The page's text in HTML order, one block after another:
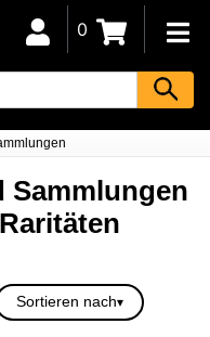
0
Sammlungen
Sortieren nach